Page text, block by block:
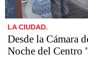
LA CIUDAD.
Desde la Cámara
Noche del Centro